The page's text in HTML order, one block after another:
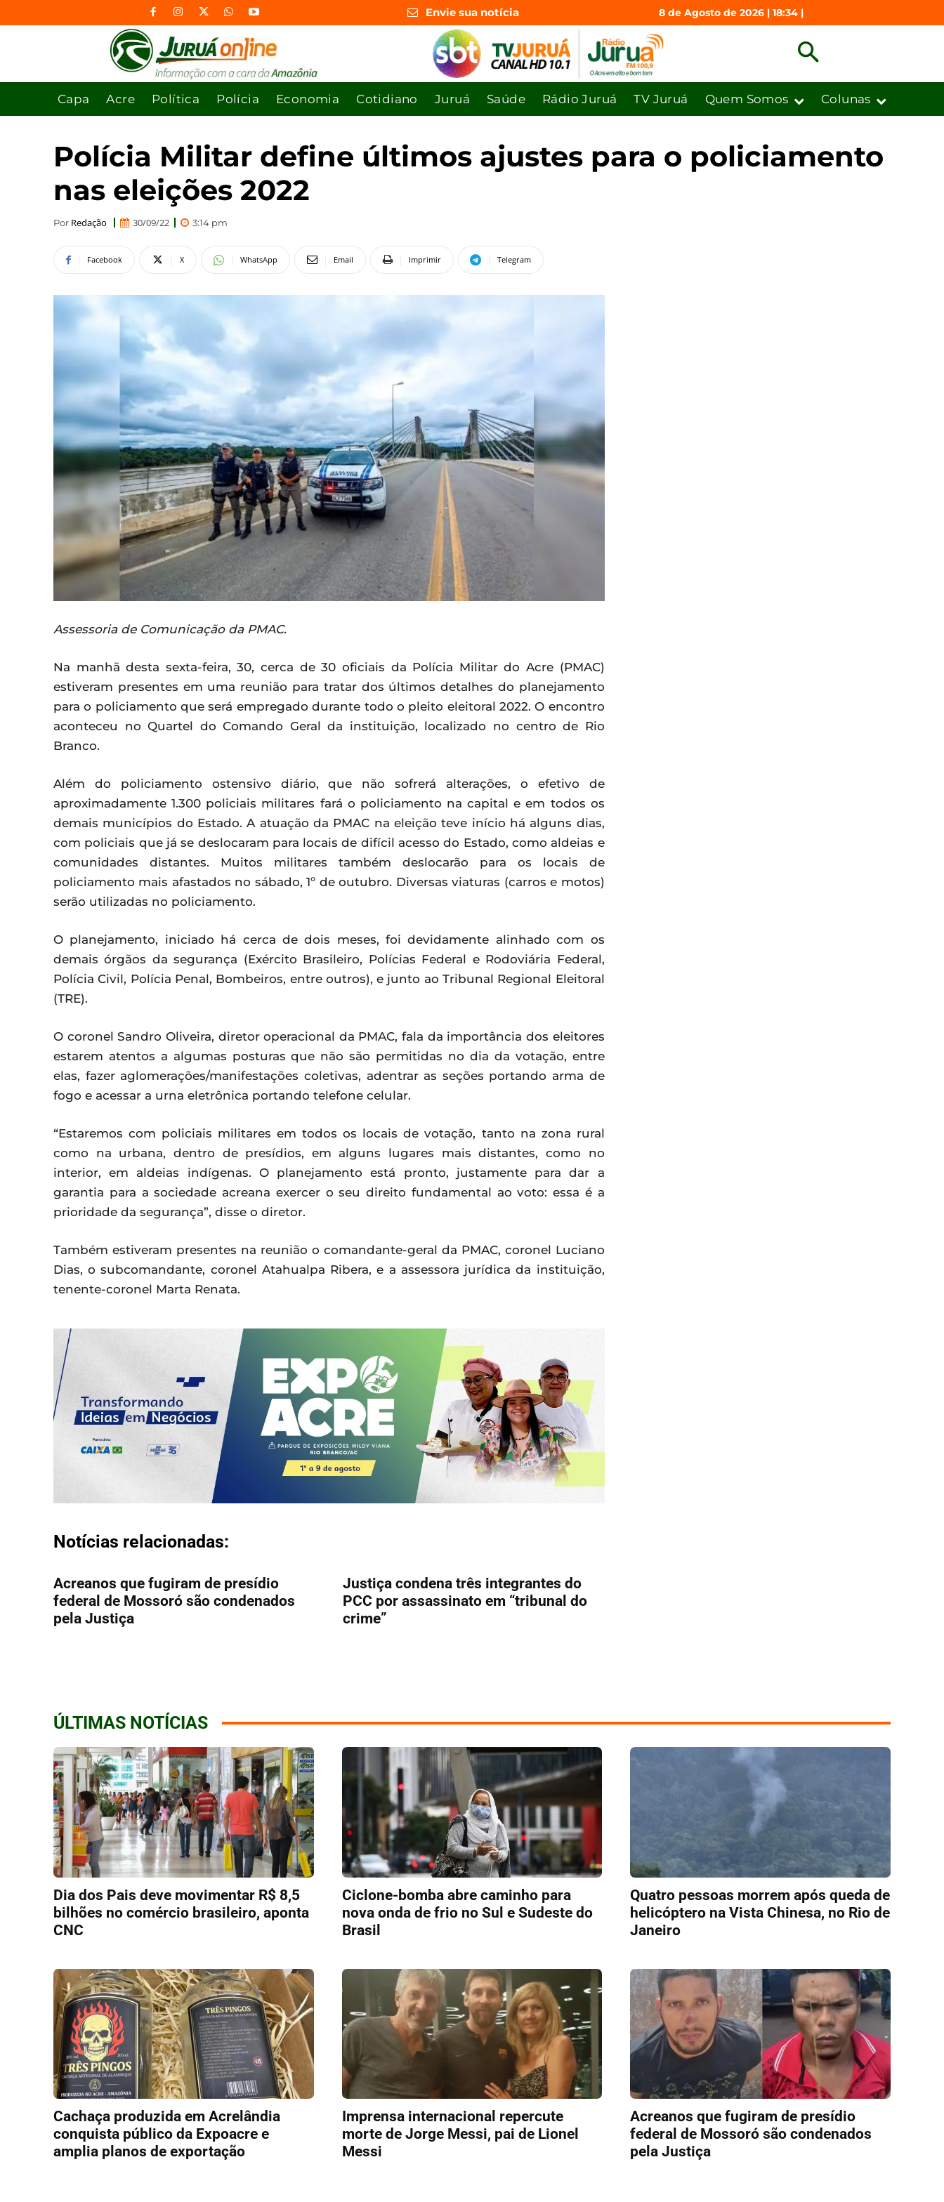
Envie sua notícia 8 de Agosto de 2026 | 18:34 |
Capa Acre Política Polícia Economia Cotidiano Juruá Saúde Rádio Juruá TV Juruá Quem Somos Colunas
Polícia Militar define últimos ajustes para o policiamento
nas eleições 2022
Por Redação 30/09/22 3:14 pm
Facebook X WhatsApp Email Imprimir Telegram
Assessoria de Comunicação da PMAC.
Na manhã desta sexta-feira, 30, cerca de 30 oficiais da Polícia Militar do Acre (PMAC)
estiveram presentes em uma reunião para tratar dos últimos detalhes do planejamento
para o policiamento que será empregado durante todo o pleito eleitoral 2022. O encontro
aconteceu no Quartel do Comando Geral da instituição, localizado no centro de Rio
Branco.
Além do policiamento ostensivo diário, que não sofrerá alterações, o efetivo de
aproximadamente 1.300 policiais militares fará o policiamento na capital e em todos os
demais municípios do Estado. A atuação da PMAC na eleição teve início há alguns dias,
com policiais que já se deslocaram para locais de difícil acesso do Estado, como aldeias e
comunidades distantes. Muitos militares também deslocarão para os locais de
policiamento mais afastados no sábado, 1º de outubro. Diversas viaturas (carros e motos)
serão utilizadas no policiamento.
O planejamento, iniciado há cerca de dois meses, foi devidamente alinhado com os
demais órgãos da segurança (Exército Brasileiro, Polícias Federal e Rodoviária Federal,
Polícia Civil, Polícia Penal, Bombeiros, entre outros), e junto ao Tribunal Regional Eleitoral
(TRE).
O coronel Sandro Oliveira, diretor operacional da PMAC, fala da importância dos eleitores
estarem atentos a algumas posturas que não são permitidas no dia da votação, entre
elas, fazer aglomerações/manifestações coletivas, adentrar as seções portando arma de
fogo e acessar a urna eletrônica portando telefone celular.
“Estaremos com policiais militares em todos os locais de votação, tanto na zona rural
como na urbana, dentro de presídios, em alguns lugares mais distantes, como no
interior, em aldeias indígenas. O planejamento está pronto, justamente para dar a
garantia para a sociedade acreana exercer o seu direito fundamental ao voto: essa é a
prioridade da segurança”, disse o diretor.
Também estiveram presentes na reunião o comandante-geral da PMAC, coronel Luciano
Dias, o subcomandante, coronel Atahualpa Ribera, e a assessora jurídica da instituição,
tenente-coronel Marta Renata.
Notícias relacionadas:
Acreanos que fugiram de presídio
federal de Mossoró são condenados
pela Justiça
Justiça condena três integrantes do
PCC por assassinato em “tribunal do
crime”
ÚLTIMAS NOTÍCIAS
Dia dos Pais deve movimentar R$ 8,5
bilhões no comércio brasileiro, aponta
CNC
Ciclone-bomba abre caminho para
nova onda de frio no Sul e Sudeste do
Brasil
Quatro pessoas morrem após queda de
helicóptero na Vista Chinesa, no Rio de
Janeiro
Cachaça produzida em Acrelândia
conquista público da Expoacre e
amplia planos de exportação
Imprensa internacional repercute
morte de Jorge Messi, pai de Lionel
Messi
Acreanos que fugiram de presídio
federal de Mossoró são condenados
pela Justiça